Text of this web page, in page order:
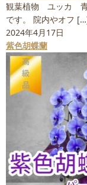
観葉植物 ユッカ 青
です。 院内やオフ
2024年4月17日
紫色胡蝶蘭